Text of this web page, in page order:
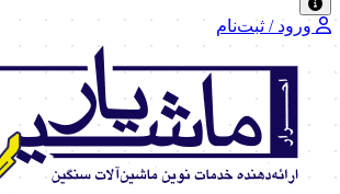
ورود / ثبت‌نام